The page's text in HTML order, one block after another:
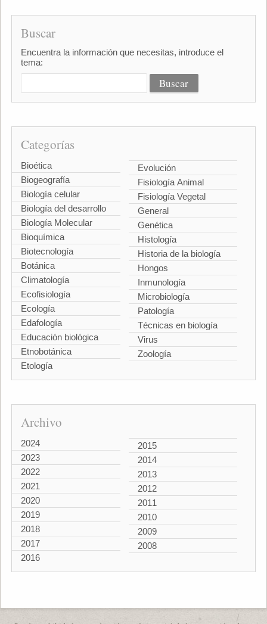
Buscar
Encuentra la información que necesitas, introduce el
tema:
Categorías
Bioética
Biogeografía
Biología celular
Biología del desarrollo
Biología Molecular
Bioquímica
Biotecnología
Botánica
Climatología
Ecofisiología
Ecología
Edafología
Educación biológica
Etnobotánica
Etología
Evolución
Fisiología Animal
Fisiología Vegetal
General
Genética
Histología
Historia de la biología
Hongos
Inmunología
Microbiología
Patología
Técnicas en biología
Virus
Zoología
Archivo
2024
2023
2022
2021
2020
2019
2018
2017
2016
2015
2014
2013
2012
2011
2010
2009
2008